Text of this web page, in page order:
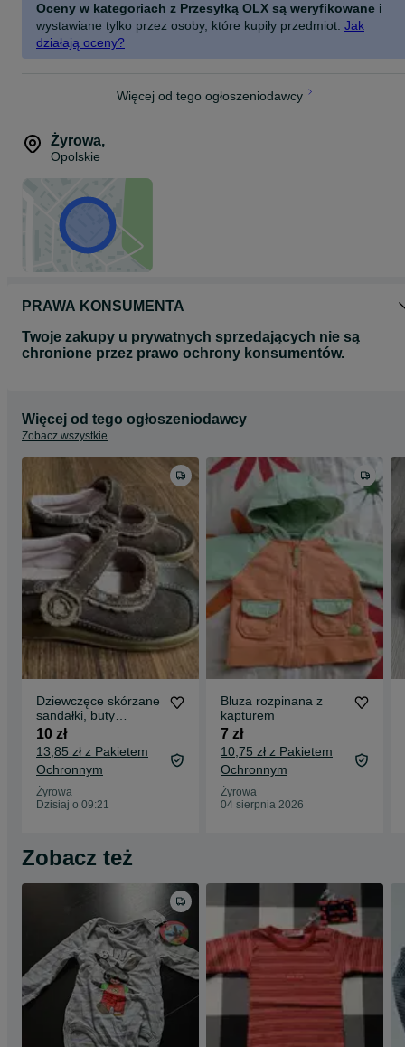
Oceny w kategoriach z Przesyłką OLX są weryfikowane i
wystawiane tylko przez osoby, które kupiły przedmiot. Jak
działają oceny?
Więcej od tego ogłoszeniodawcy
Żyrowa,
Opolskie
PRAWA KONSUMENTA
Twoje zakupy u prywatnych sprzedających nie są
chronione przez prawo ochrony konsumentów.
Więcej od tego ogłoszeniodawcy
Zobacz wszystkie
Dziewczęce skórzane
sandałki, buty
skórkowe rozm 22
10 zł
13,85 zł z Pakietem
Ochronnym
Żyrowa
Dzisiaj o 09:21
Bluza rozpinana z
kapturem
7 zł
10,75 zł z Pakietem
Ochronnym
Żyrowa
04 sierpnia 2026
Zobacz też